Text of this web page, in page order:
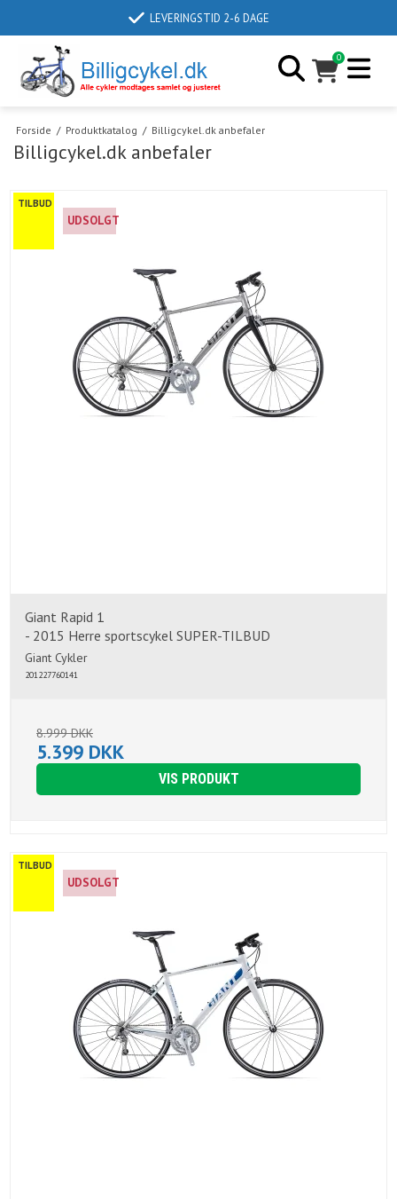
LEVERINGSTID 2-6 DAGE
0
Forside / Produktkatalog / Billigcykel.dk anbefaler
Billigcykel.dk anbefaler
TILBUD
UDSOLGT
Giant Rapid 1
- 2015 Herre sportscykel SUPER-TILBUD
Giant Cykler
201227760141
8.999 DKK
5.399 DKK
VIS PRODUKT
TILBUD
UDSOLGT